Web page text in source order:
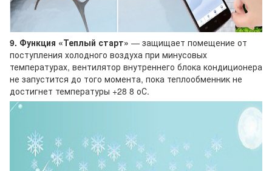
9. Функция «Теплый старт» — защищает помещение от
поступления холодного воздуха при минусовых
температурах, вентилятор внутреннего блока кондиционера
не запустится до того момента, пока теплообменник не
достигнет температуры +28 8 оС.